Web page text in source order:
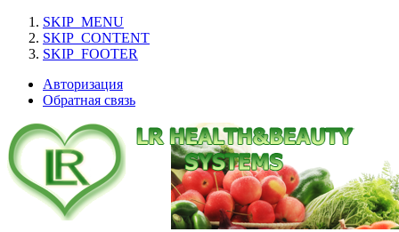
SKIP_MENU
SKIP_CONTENT
SKIP_FOOTER
Авторизация
Обратная связь